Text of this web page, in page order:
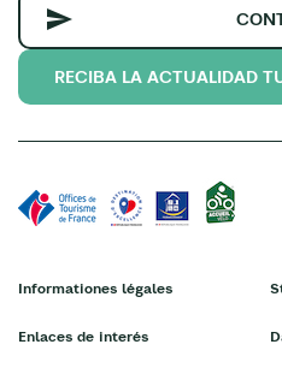
RECIBA LA ACTUALIDAD
Informationes légales
Enlaces de interés